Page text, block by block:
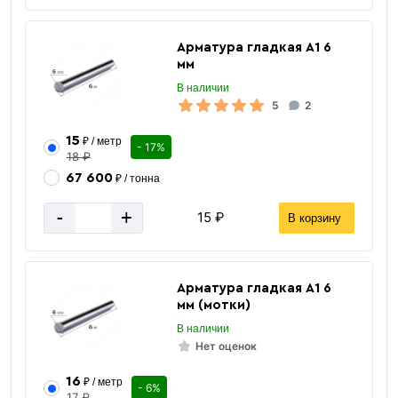
Арматура гладкая А1 6
мм
В наличии
5 2
15 ₽ / метр
18 ₽
- 17%
67 600₽ / тонна
- + 15 ₽ В корзину
Арматура гладкая А1 6
мм (мотки)
В наличии
Нет оценок
16 ₽ / метр - 6%
«В корзину»
«Быстрый заказ»